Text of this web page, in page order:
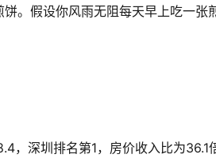
。假设你风雨无阻每天早上吃一张
，深圳排名第1，房价收入比为36.1